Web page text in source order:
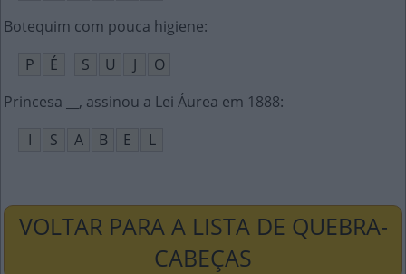
Botequim com pouca higiene:
P
É S U J
O
Princesa __, assinou a Lei Áurea em 1888:
I
S A B E L
VOLTAR PARA A LISTA DE QUEBRA-
CABEÇAS